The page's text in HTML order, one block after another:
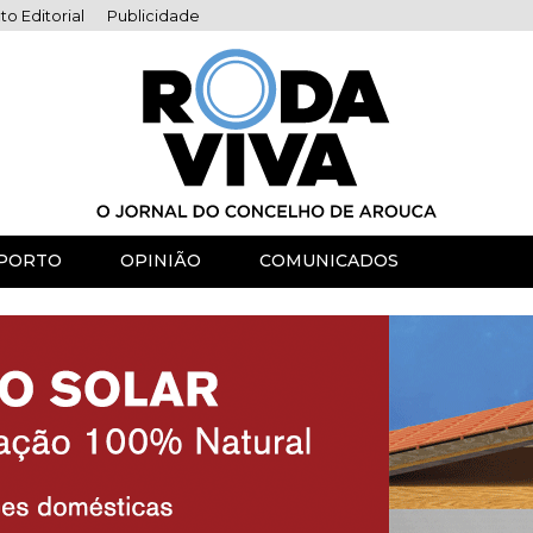
Editorial Publicidade
OPINIÃO COMUNICADOS